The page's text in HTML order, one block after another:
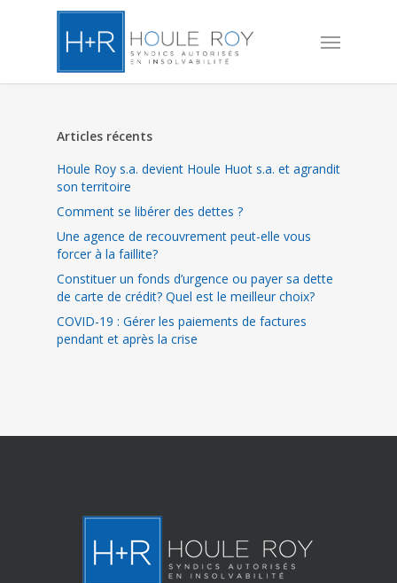
Menu
Articles récents
Houle Roy s.a. devient Houle Huot s.a. et agrandit
son territoire
Comment se libérer des dettes ?
Une agence de recouvrement peut-elle vous
forcer à la faillite?
Constituer un fonds d’urgence ou payer sa dette
de carte de crédit? Quel est le meilleur choix?
COVID-19 : Gérer les paiements de factures
pendant et après la crise